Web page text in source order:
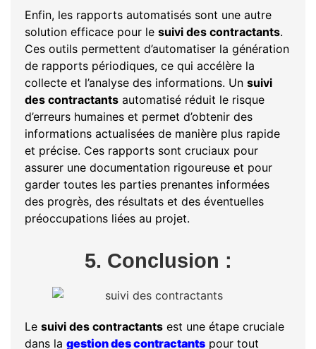
Enfin, les rapports automatisés sont une autre
solution efficace pour le suivi des contractants.
Ces outils permettent d’automatiser la génération
de rapports périodiques, ce qui accélère la
collecte et l’analyse des informations. Un suivi
des contractants automatisé réduit le risque
d’erreurs humaines et permet d’obtenir des
informations actualisées de manière plus rapide
et précise. Ces rapports sont cruciaux pour
assurer une documentation rigoureuse et pour
garder toutes les parties prenantes informées
des progrès, des résultats et des éventuelles
préoccupations liées au projet.
5. Conclusion :
Le suivi des contractants est une étape cruciale
dans la gestion des contractants pour tout